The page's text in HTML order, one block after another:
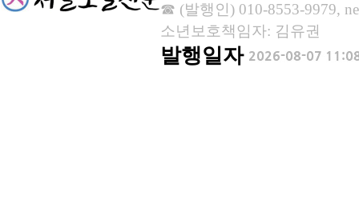
☎ (발행인) 010-8553-9979,
소년보호책임자: 김유권
발행일자